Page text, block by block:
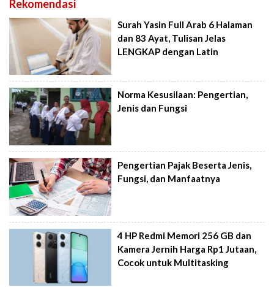
Rekomendasi
Surah Yasin Full Arab 6 Halaman
dan 83 Ayat, Tulisan Jelas
LENGKAP dengan Latin
Norma Kesusilaan: Pengertian,
Jenis dan Fungsi
Pengertian Pajak Beserta Jenis,
Fungsi, dan Manfaatnya
4 HP Redmi Memori 256 GB dan
Kamera Jernih Harga Rp1 Jutaan,
Cocok untuk Multitasking